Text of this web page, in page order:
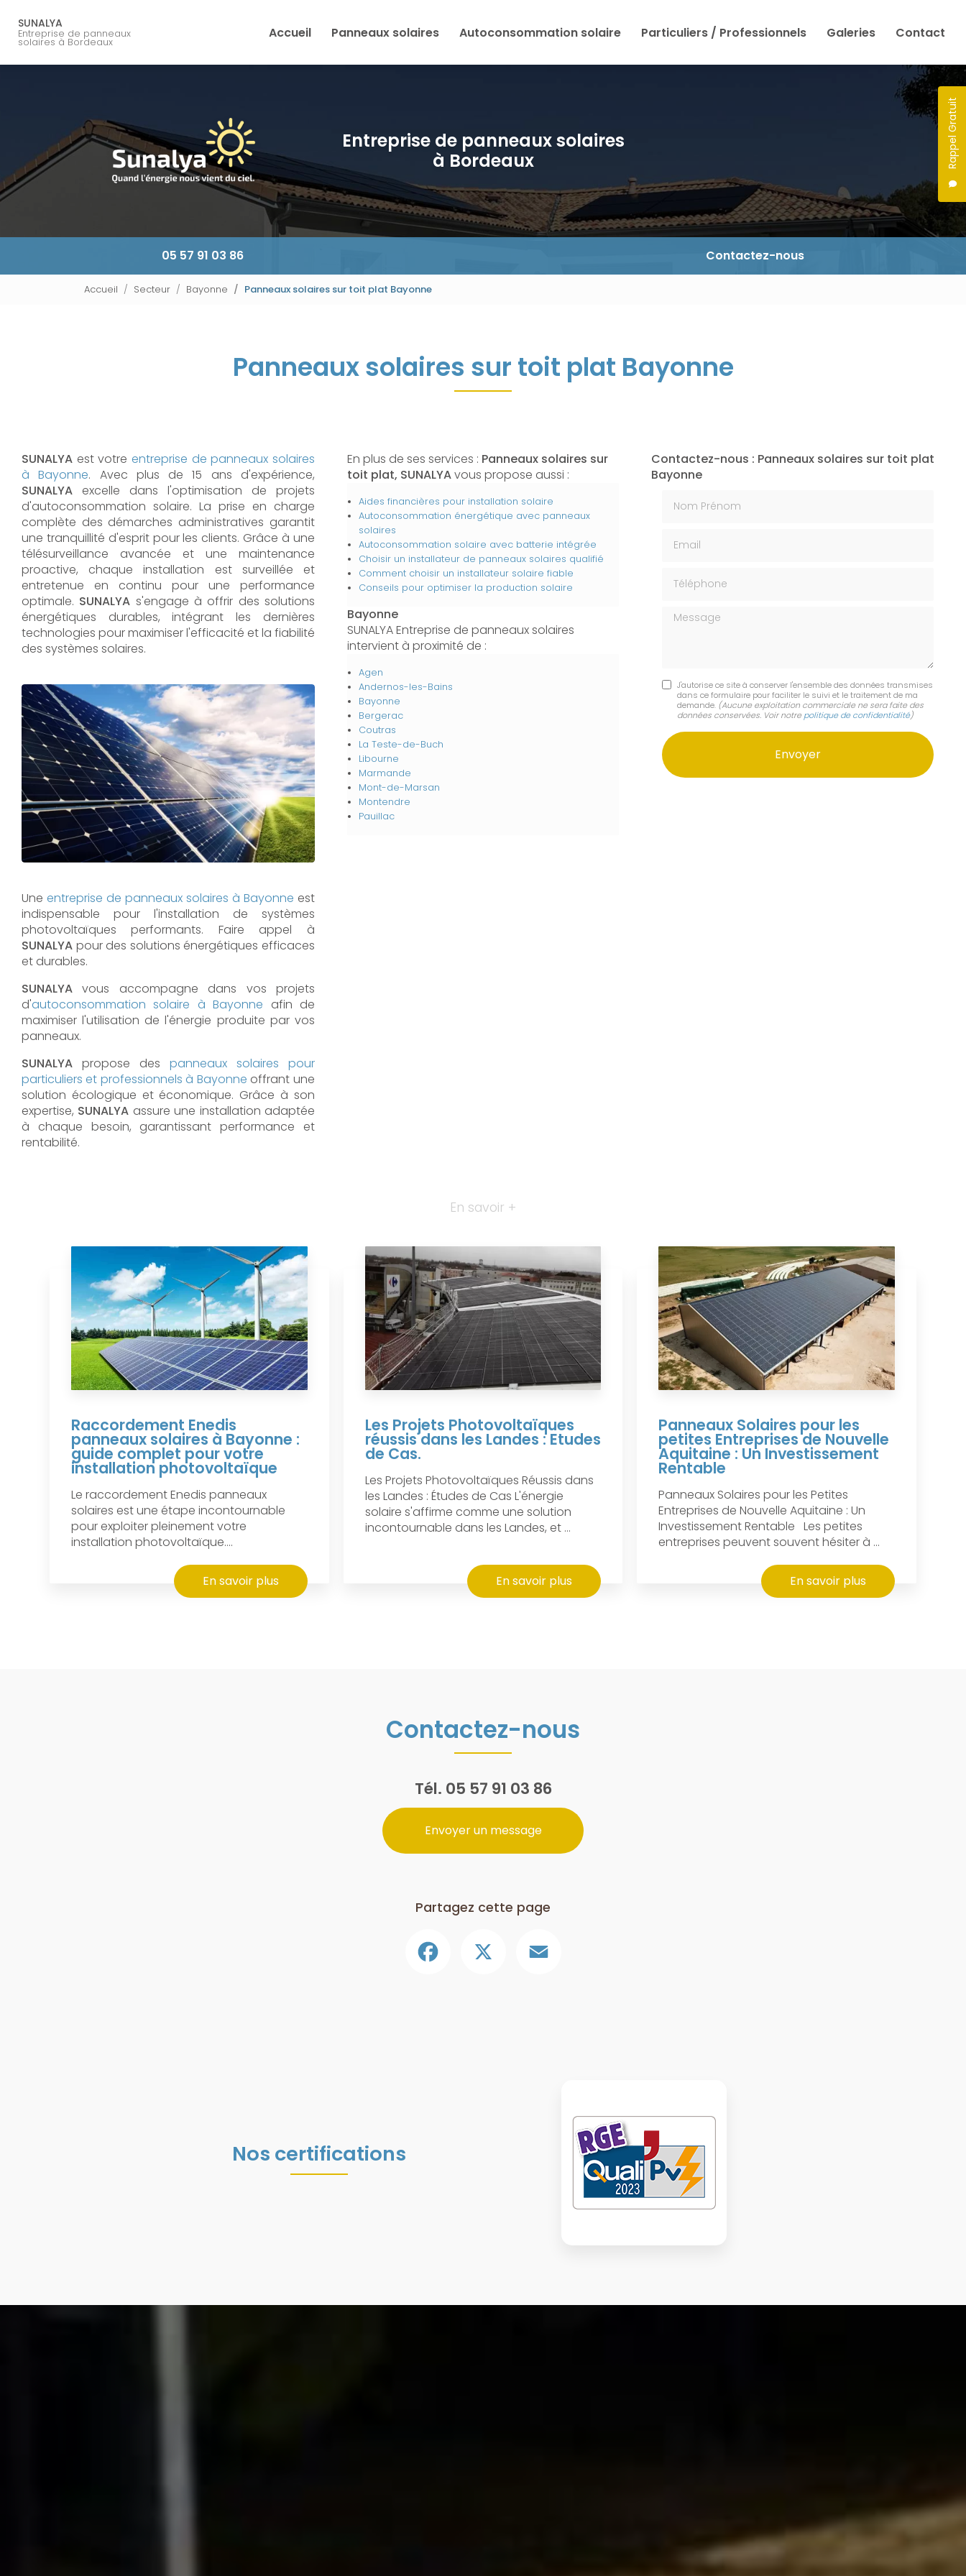
contenu
SUNALYA
Entreprise de panneaux
solaires à Bordeaux
Rappel Gratuit
Accueil
Panneaux solaires Autoconsommation solaire Particuliers / Professionnels Galeries Contact
Entreprise de panneaux solaires
à Bordeaux
05 57 91 03 86 Contactez-nous
Accueil Secteur Bayonne Panneaux solaires sur toit plat Bayonne
Panneaux solaires sur toit plat Bayonne
SUNALYA est votre entreprise de panneaux solaires
à Bayonne. Avec plus de 15 ans d'expérience,
SUNALYA excelle dans l'optimisation de projets
d'autoconsommation solaire. La prise en charge
complète des démarches administratives garantit
une tranquillité d'esprit pour les clients. Grâce à une
télésurveillance avancée et une maintenance
proactive, chaque installation est surveillée et
entretenue en continu pour une performance
optimale. SUNALYA s'engage à offrir des solutions
énergétiques durables, intégrant les dernières
technologies pour maximiser l'efficacité et la fiabilité
des systèmes solaires.
Une entreprise de panneaux solaires à Bayonne est
indispensable pour l'installation de systèmes
photovoltaïques performants. Faire appel à
SUNALYA pour des solutions énergétiques efficaces
et durables.
SUNALYA vous accompagne dans vos projets
d'autoconsommation solaire àBayonne afin de
maximiser l'utilisation de l'énergie produite par vos
panneaux.
SUNALYA propose des panneaux solaires pour
particuliers et professionnels à Bayonne offrant une
solution écologique et économique. Grâce à son
expertise, SUNALYA assure une installation adaptée
à chaque besoin, garantissant performance et
rentabilité.
En plus de ses services : Panneaux solaires sur
toit plat, SUNALYAvous propose aussi :
Aides financières pour installation solaire
Autoconsommation énergétique avec panneaux
solaires
Autoconsommation solaire avec batterie intégrée
Choisir un installateur de panneaux solaires qualifié
Comment choisir un installateur solaire fiable
Conseils pour optimiser la production solaire
Bayonne
SUNALYA Entreprise de panneaux solaires
intervient à proximité de :
Agen
Andernos-les-Bains
Bayonne
Bergerac
Coutras
La Teste-de-Buch
Libourne
Marmande
Mont-de-Marsan
Montendre
Pauillac
Contactez-nous : Panneaux solaires sur toit plat
Bayonne
Message
J'autorise ce site à conserver l'ensemble des données transmises
dans ce formulaire pour faciliter le suivi et le traitement de ma
demande. (Aucune exploitation commerciale ne sera faite des
données conservées. Voir notre politique de confidentialité)
En savoir +
Raccordement Enedis
panneaux solaires à Bayonne :
guide complet pour votre
installation photovoltaïque
Le raccordement Enedis panneaux
solaires est une étape incontournable
pour exploiter pleinement votre
installation photovoltaïque....
En savoir plus
Les Projets Photovoltaïques
réussis dans les Landes : Etudes
de Cas.
Les Projets Photovoltaïques Réussis dans
les Landes : Études de Cas L'énergie
solaire s'affirme comme une solution
incontournable dans les Landes, et ...
En savoir plus
Panneaux Solaires pour les
petites Entreprises de Nouvelle
Aquitaine : Un Investissement
Rentable
Panneaux Solaires pour les Petites
Entreprises de Nouvelle Aquitaine : Un
Investissement Rentable Les petites
entreprises peuvent souvent hésiter à ...
En savoir plus
Contactez-nous
Tél. 05 57 91 03 86
Envoyer un message
Partagez cette page
Nos certifications